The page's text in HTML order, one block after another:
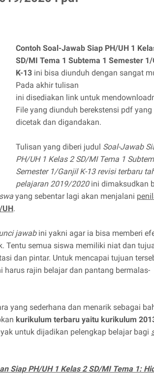
Contoh Soal-Jawab Siap PH/UH 1
SD/MI Tema 1 Subtema 1 Semester 1/
K-13 ini bisa diunduh dengan sangat
Pada akhir tulisan
ini disediakan link untuk
File yang diunduh berekstensi pdf yang
dicetak dan digandakan.
Tulisan yang diberi judul Soal-Jawab
PH/UH 1 Kelas 2 SD/MI Tema 1
Semester 1/Ganjil K-13 revisi terbaru
pelajaran 2019/2020ini dimaksudkan
yang sebentar lagi akan menjalani
UH.
jawabini yakni agar ia bisa memberi
Tentu semua siswa memiliki niat dan
dan pintar. Untuk mencapai tujuan
rajin belajar dan pantang bermalas-
yang sederhana dan menarik sebagai
kurikulum terbaru yaitu kurikulum
untuk dijadikan pelengkap belajar bagi
Siap PH/UH 1 Kelas 2 SD/MI Tema 1: